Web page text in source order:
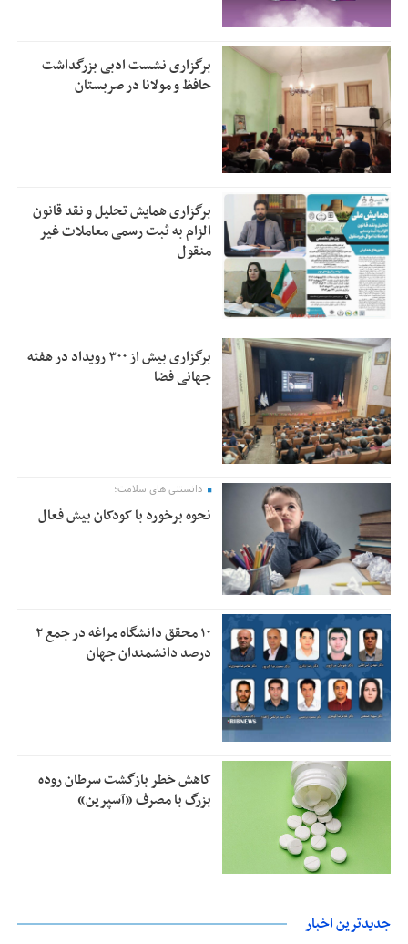
برگزاری نشست ادبی بزرگداشت
حافظ و مولانا در صربستان
برگزاری همایش تحلیل و نقد قانون
الزام به ثبت رسمی معاملات غیر
منقول
برگزاری بیش از ۳۰۰ رویداد در هفته
جهانی فضا
دانستنی های سلامت؛
نحوه برخورد با کودکان بیش فعال
۱۰ محقق دانشگاه مراغه در جمع ۲
درصد دانشمندان جهان
کاهش خطر بازگشت سرطان روده
بزرگ با مصرف «آسپرین»
جدیدترین اخبار